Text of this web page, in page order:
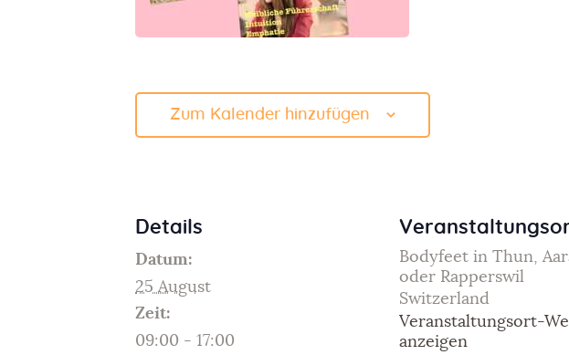
Zum Kalender hinzufügen
Details
Datum:
25 August
Zeit:
09:00 - 17:00
Bodyfeet in Thun,
oder Rapperswil
Switzerland
Veranstaltungsort-
anzeigen